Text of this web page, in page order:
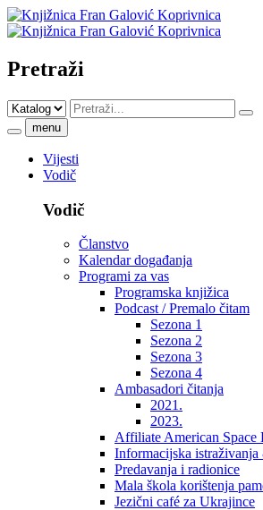
Pretraži
menu
Vijesti
Vodič
Vodič
Članstvo
Kalendar događanja
Programi za vas
Programska knjižica
Podcast / Premalo čitam
Sezona 1
Sezona 2
Sezona 3
Sezona 4
Ambasadori čitanja
2021.
2023.
Affiliate American Space
Informacijska istraživanja
Predavanja i radionice
Mala škola korištenja
Jezični café za Ukrajince